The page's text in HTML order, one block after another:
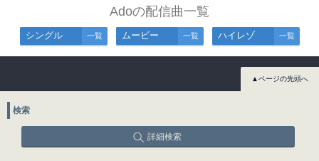
Adoの配信曲一覧
シングル 一覧 ムービー 一覧 ハイレゾ 一覧
▲ページの先頭へ
検索
詳細検索